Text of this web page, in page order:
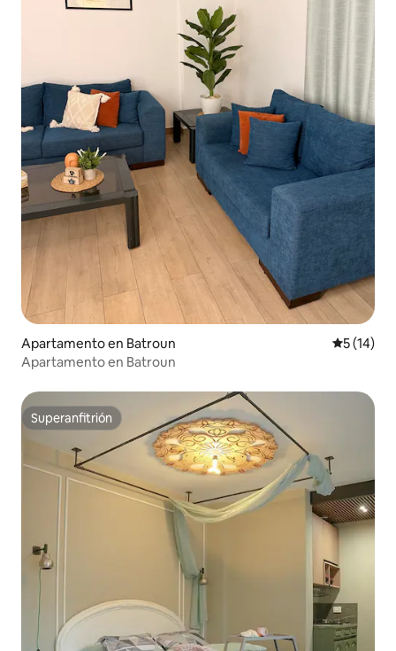
Apartamento en Batroun
5 (14)
Apartamento en Batroun
Superanfitrión
Superanfitrión